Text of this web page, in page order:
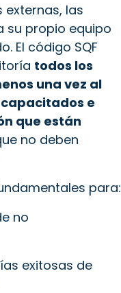
las
su propio equipo
El código SQF
todos los
una vez al
capacitados e
que están
no deben
para:
no
exitosas de